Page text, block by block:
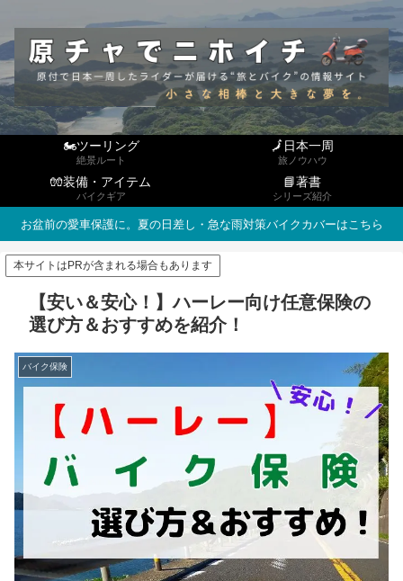
🏍ツーリング
絶景ルート
🗾日本一周
旅ノウハウ
🧤装備・アイテム
バイクギア
📘著書
シリーズ紹介
お盆前の愛車保護に。夏の日差し・急な雨対策バイクカバーはこちら
本サイトはPRが含まれる場合もあります
【安い＆安心！】ハーレー向け任意保険の
選び方＆おすすめを紹介！
バイク保険